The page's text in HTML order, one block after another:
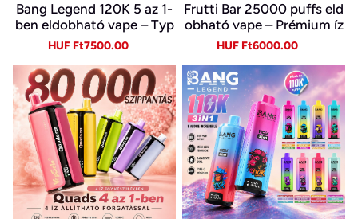
Bang Legend 120K 5 az 1-
ben eldobható vape – Typ
e-C, LED kijelző
Sale
HUF Ft7500.00
Frutti Bar 25000 puffs eld
obható vape – Prémium íz
és sima gőz
Sale
HUF Ft6000.00